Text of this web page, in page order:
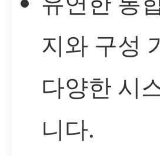
지와 구성
다양한 시
니다.